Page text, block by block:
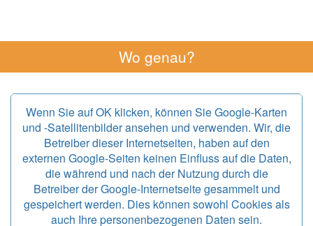
Wo genau?
Wenn Sie auf OK klicken, können Sie Google-Karten
und -Satellitenbilder ansehen und verwenden. Wir, die
Betreiber dieser Internetseiten, haben auf den
externen Google-Seiten keinen Einfluss auf die Daten,
die während und nach der Nutzung durch die
Betreiber der Google-Internetseite gesammelt und
gespeichert werden. Dies können sowohl Cookies als
auch Ihre personenbezogenen Daten sein.